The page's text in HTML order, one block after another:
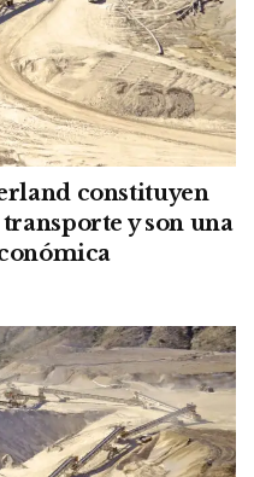
constituyen
y son una